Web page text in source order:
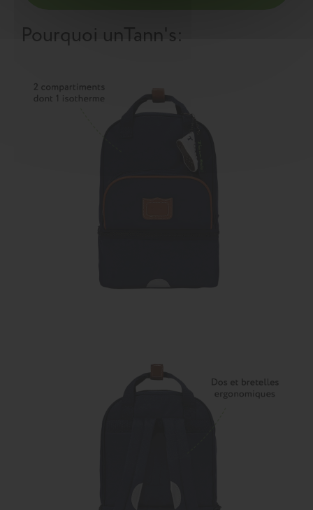
Pourquoi unTann's: